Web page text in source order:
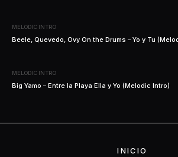
MELODIC INTRO
Beele, Quevedo, Ovy On the Drums – Yo y Tu
MELODIC INTRO
Big Yamo – Entre la Playa Ella y Yo (Melodic Intro)
INICIO